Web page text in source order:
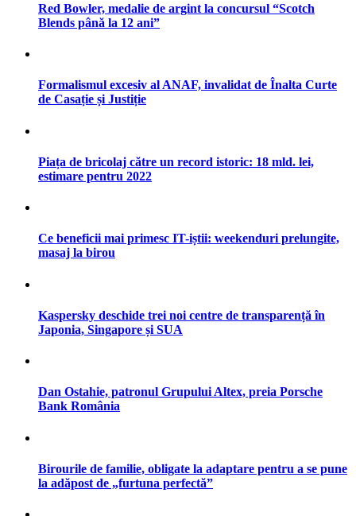
Red Bowler, medalie de argint la concursul “Scotch
Blends până la 12 ani”
Formalismul excesiv al ANAF, invalidat de Înalta Curte
de Casație și Justiție
Piața de bricolaj către un record istoric: 18 mld. lei,
estimare pentru 2022
Ce beneficii mai primesc IT-iștii: weekenduri prelungite,
masaj la birou
Kaspersky deschide trei noi centre de transparență în
Japonia, Singapore și SUA
Dan Ostahie, patronul Grupului Altex, preia Porsche
Bank România
Birourile de familie, obligate la adaptare pentru a se pune
la adăpost de „furtuna perfectă”